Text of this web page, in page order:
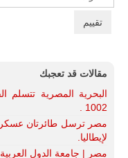
Rate
مقالات قد تعجبك
1002 .
مصر ترسل طائرتان
لإيطاليا.